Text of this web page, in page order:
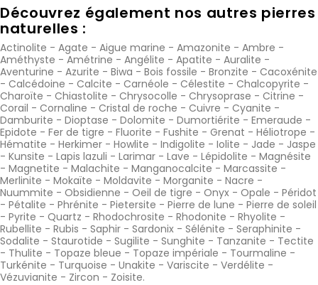
Découvrez également nos autres pierres
naturelles :
Actinolite - Agate - Aigue marine - Amazonite - Ambre -
Améthyste - Amétrine - Angélite - Apatite - Auralite -
Aventurine - Azurite - Biwa - Bois fossile - Bronzite - Cacoxénite
- Calcédoine - Calcite - Carnéole - Célestite - Chalcopyrite -
Charoïte - Chiastolite - Chrysocolle - Chrysoprase - Citrine -
Corail - Cornaline - Cristal de roche - Cuivre - Cyanite -
Damburite - Dioptase - Dolomite - Dumortiérite - Emeraude -
Epidote - Fer de tigre - Fluorite - Fushite - Grenat - Héliotrope -
Hématite - Herkimer - Howlite - Indigolite - Iolite - Jade - Jaspe
- Kunsite - Lapis lazuli - Larimar - Lave - Lépidolite - Magnésite
- Magnetite - Malachite - Manganocalcite - Marcassite -
Merlinite - Mokaïte - Moldavite - Morganite - Nacre -
Nuummite - Obsidienne - Oeil de tigre - Onyx - Opale - Péridot
- Pétalite - Phrénite - Pietersite - Pierre de lune - Pierre de soleil
- Pyrite - Quartz - Rhodochrosite - Rhodonite - Rhyolite -
Rubellite - Rubis - Saphir - Sardonix - Sélénite - Seraphinite -
Sodalite - Staurotide - Sugilite - Sunghite - Tanzanite - Tectite
- Thulite - Topaze bleue - Topaze impériale - Tourmaline -
Turkénite - Turquoise - Unakite - Variscite - Verdélite -
Vézuvianite - Zircon - Zoisite.